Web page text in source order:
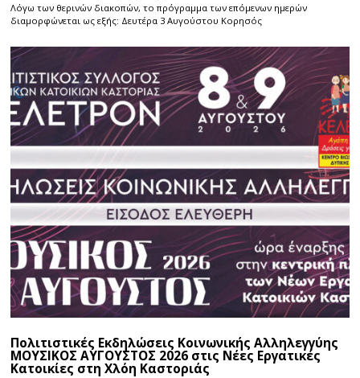
Λόγω των θερινών διακοπών, το πρόγραμμα των επόμενων ημερών
διαμορφώνεται ως εξής: Δευτέρα 3 Αυγούστου Κορησός
Πολιτιστικές Εκδηλώσεις Κοινωνικής Αλληλεγγύης
ΜΟΥΣΙΚΟΣ ΑΥΓΟΥΣΤΟΣ 2026 στις Νέες Εργατικές
Κατοικίες στη Χλόη Καστοριάς